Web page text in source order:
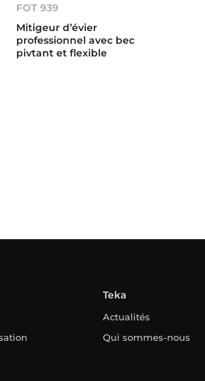
FOT 939
Mitigeur d’évier
professionnel avec bec
pivtant et flexible
Teka
Actualités
Qui sommes-nous